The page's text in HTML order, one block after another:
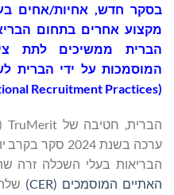
בסקר חדש, אחיות/אחים
מקצוע אחרים בתחום
הברית ממשיכים לתת
המוסמכות על ידי הברית
(Alliance for Ethical International Recruitment Practices).
הבריאות בעלי השכלה זרה
האתיים המוסמכים (CER)